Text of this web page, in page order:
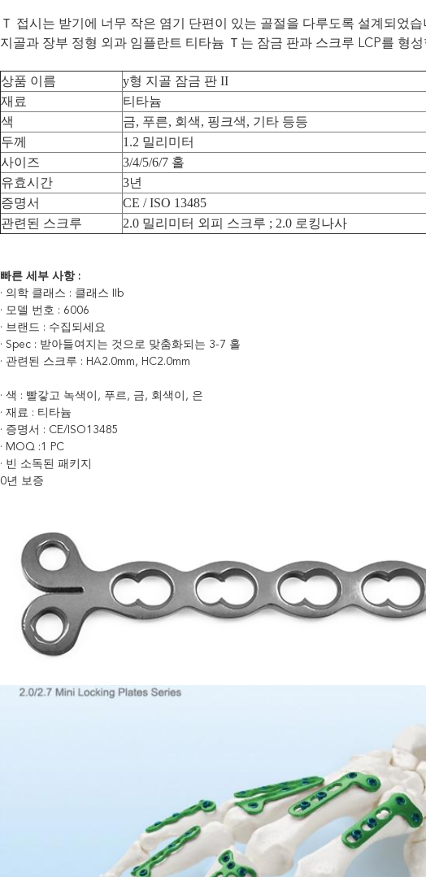
Ｔ 접시는 받기에 너무 작은 염기 단편이 있는 골절을 다루도록 설계되었습
지골과 장부 정형 외과 임플란트 티타늄 Ｔ는 잠금 판과 스크루 LCP를 형
상품 이름
y형 지골 잠금 판 II
재료
티타늄
색
금, 푸른, 회색, 핑크색, 기타 등등
두께
1.2 밀리미터
사이즈
3/4/5/6/7 홀
유효시간
3년
증명서
CE / ISO 13485
관련된 스크루
2.0 밀리미터 외피 스크루 ; 2.0 로킹나사
빠른 세부 사항 :
· 의학 클래스 : 클래스 IIb
· 모델 번호 : 6006
· 브랜드 : 수집되세요
· Spec : 받아들여지는 것으로 맞춤화되는 3-7 홀
· 관련된 스크루 : HA2.0mm, HC2.0mm
· 색 : 빨갛고 녹색이, 푸르, 금, 회색이, 은
· 재료 : 티타늄
· 증명서 : CE/ISO13485
· MOQ :1 PC
· 빈 소독된 패키지
0년 보증